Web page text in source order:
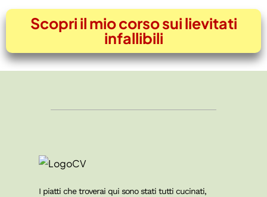
Scopri il mio corso sui lievitati
infallibili
I piatti che troverai qui sono stati tutti cucinati,